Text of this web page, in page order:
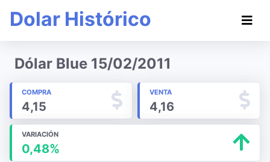
Dolar Histórico
Dólar Blue 15/02/2011
COMPRA
4,15
VENTA
4,16
VARIACIÓN
0,48%